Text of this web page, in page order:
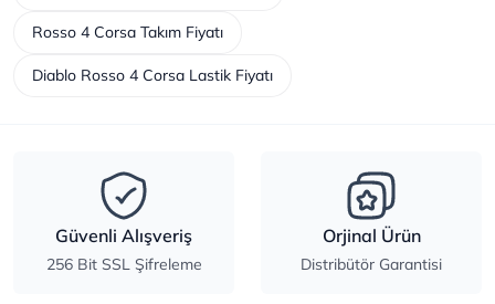
Rosso 4 Corsa Takım Fiyatı
Diablo Rosso 4 Corsa Lastik Fiyatı
Güvenli Alışveriş
256 Bit SSL Şifreleme
Orjinal Ürün
Distribütör Garantisi